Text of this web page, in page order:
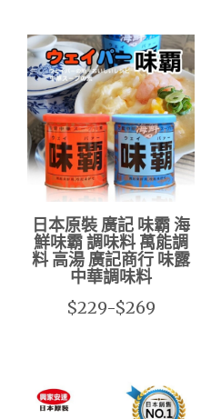
日本原裝 廣記 味霸 海
鮮味霸 調味料 萬能調
料 高湯 廣記商行 味露
中華調味料
$229-$269